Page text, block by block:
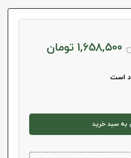
1,658,500 تومان
به سبد خرید